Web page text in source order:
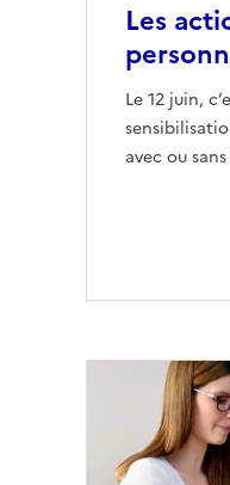
Les
Le 12 juin,
avec ou